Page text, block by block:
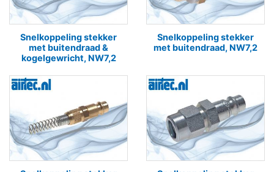
Snelkoppeling stekker
met buitendraad &
kogelgewricht, NW7,2
Snelkoppeling stekker
met buitendraad, NW7,2